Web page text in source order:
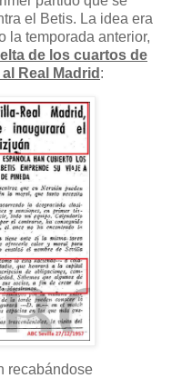
el Betis. La idea era
la temporada anterior,
de los cuartos de
Real Madrid :
recabándose